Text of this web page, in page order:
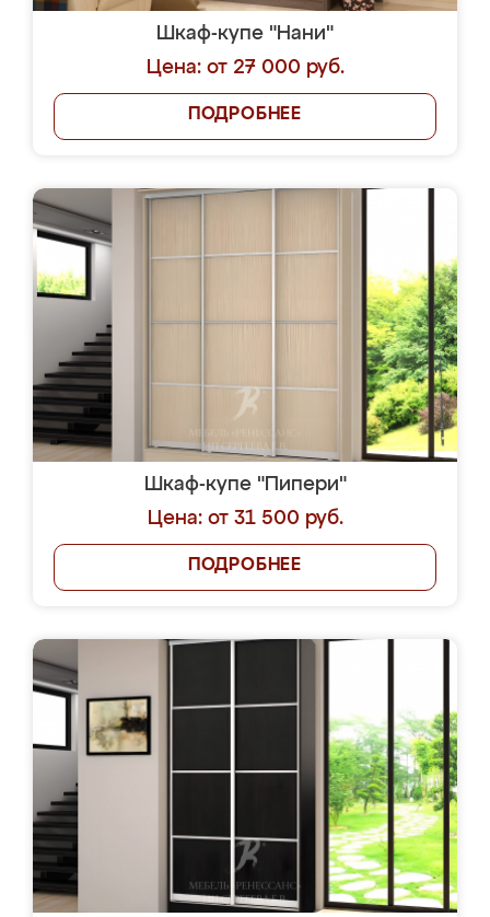
Шкаф-купе "Нани"
Цена: от 27 000 руб.
ПОДРОБНЕЕ
Шкаф-купе "Пипери"
Цена: от 31 500 руб.
ПОДРОБНЕЕ